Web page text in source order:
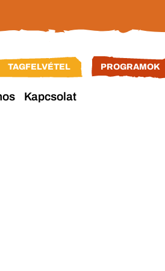
TAGFELVÉTEL PROGRAMOK
Kapcsolat